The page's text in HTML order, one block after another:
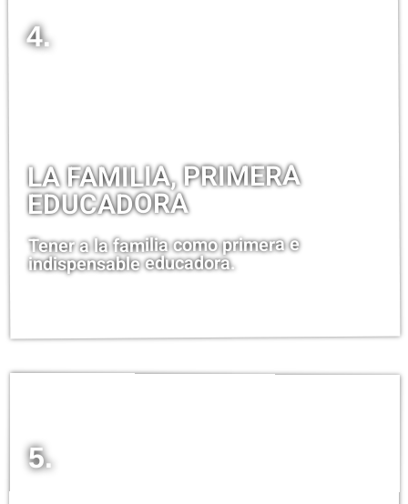
4.
LA FAMILIA, PRIMERA
EDUCADORA
Tener a la familia como primera e
indispensable educadora.
5.